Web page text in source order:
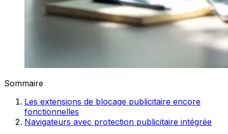
Sommaire
Les extensions de blocage publicitaire encore
fonctionnelles
Navigateurs avec protection publicitaire intégrée